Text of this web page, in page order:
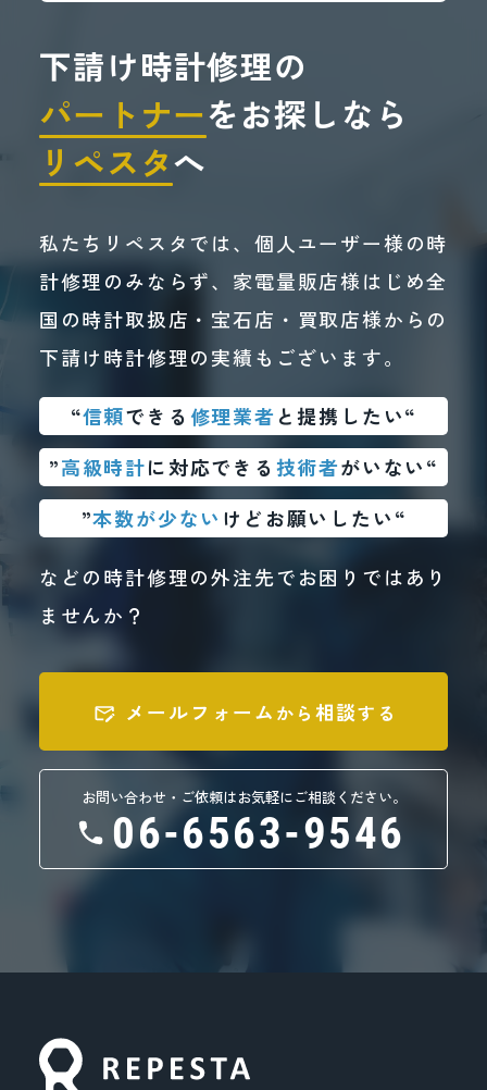
下請け時計修理の
パートナーをお探しなら
リペスタへ
私たちリペスタでは、個人ユーザー様の時
計修理のみならず、家電量販店様はじめ全
国の時計取扱店・宝石店・買取店様からの
下請け時計修理の実績もございます。
“信頼できる 修理業者と提携したい“
”高級時計に対応できる技術者がいない“
”本数が少ない けどお願いしたい“
などの時計修理の外注先でお困りではあり
ませんか？
メールフォーム から 相談する
お問い合わせ・ご依頼はお気軽にご相談ください。
06-6563-9546
お客様（エンドユーザー）からの新規時計修理のお申
し込み受付を、当面の間一時停止させていただきま
す。
これまで10年以上にわたり、多くのお客様の大切なお
時計の修理に携わる機会をいただきました。
長年にわたりご愛顧いただきました皆様には、心より
現在ご利用いただいているお客様および業者様からの
ります。
方針を踏まえ、慎重に検討してまいります。
お客様にはご不便をおかけいたしますが、何卒ご理解
賜りますようお願い申し上げます。
を、当面の間一時停止させていただき
ます。
これまで10年以上にわたり、多くのお
客様の大切なお時計の修理に携わる機
会をいただきました。
様には、心より御礼申し上げます。
現在ご利用いただいているお客様およ
び業者様からの修理のご依頼につきま
しては、引き続き対応してまいりま
す。
今後の受付につきましては、サービス
提供体制や運営方針を踏まえ、慎重に
検討してまいります。
が、何卒ご理解賜りますようお願い申
し上げます。